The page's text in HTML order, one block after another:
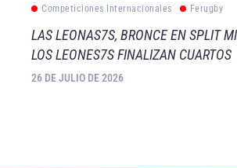
Competiciones Internacionales Ferugby
LAS LEONAS7S, BRONCE EN SPLIT
LOS LEONES7S FINALIZAN CUARTOS
26 DE JULIO DE 2026